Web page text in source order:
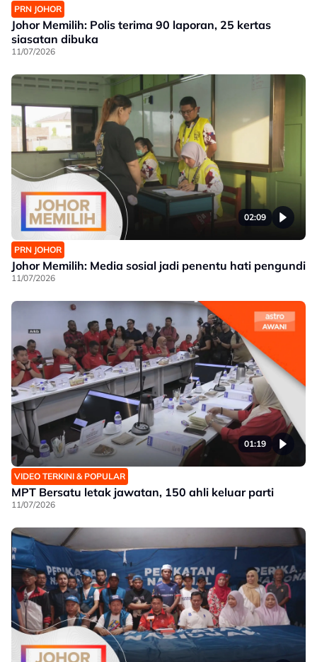
PRN JOHOR
Johor Memilih: Polis terima 90 laporan, 25 kertas
siasatan dibuka
11/07/2026
02:09
PRN JOHOR
Johor Memilih: Media sosial jadi penentu hati pengundi
11/07/2026
01:19
VIDEO TERKINI & POPULAR
MPT Bersatu letak jawatan, 150 ahli keluar parti
11/07/2026